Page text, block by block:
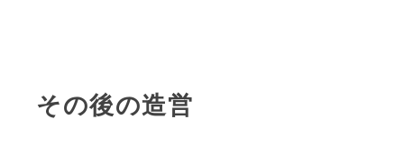
その後の造営